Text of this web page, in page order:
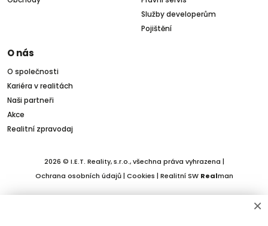
Služby developerům
Pojištění
O nás
O společnosti
Kariéra v realitách
Naši partneři
Akce
Realitní zpravodaj
2026 © I.E.T. Reality, s.r.o., všechna práva vyhrazena |
Ochrana osobních údajů| Cookies | Realitní SW Realman
×